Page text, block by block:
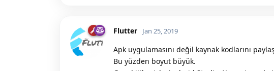
Flutter Jan 25, 2019
Apk uygulamasını değil kaynak kodlarını
Bu yüzden boyut büyük.